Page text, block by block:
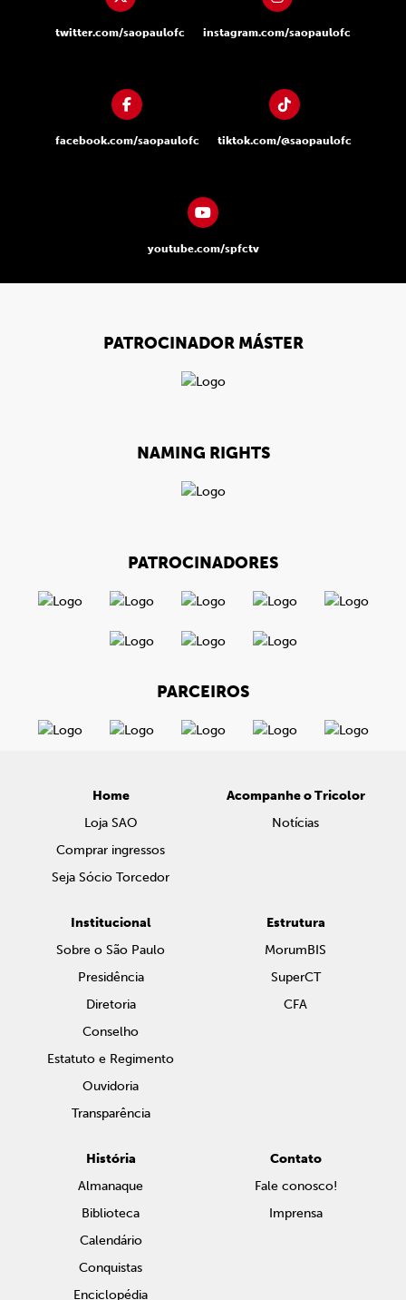
twitter.com/saopaulofc instagram.com/saopaulofc
facebook.com/saopaulofc tiktok.com/@saopaulofc
youtube.com/spfctv
PATROCINADOR MÁSTER
NAMING RIGHTS
PATROCINADORES
PARCEIROS
Home
Loja SAO
Comprar ingressos
Seja Sócio Torcedor
Acompanhe o Tricolor
Notícias
Institucional
Sobre o São Paulo
Presidência
Diretoria
Conselho
Estatuto e Regimento
Ouvidoria
Transparência
Estrutura
MorumBIS
SuperCT
CFA
História
Almanaque
Biblioteca
Calendário
Conquistas
Enciclopédia
Contato
Fale conosco!
Imprensa